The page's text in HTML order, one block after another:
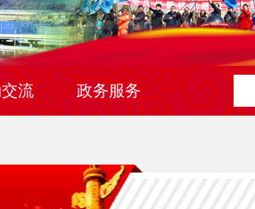
流 政务服务